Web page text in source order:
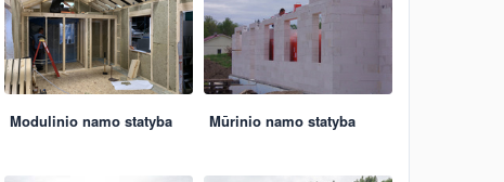
Modulinio namo statyba Mūrinio namo statyba